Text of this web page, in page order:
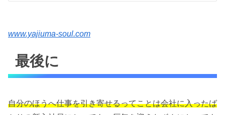
www.yajiuma-soul.com
最後に
自分のほうへ仕事を引き寄せるってことは会社に入ったば